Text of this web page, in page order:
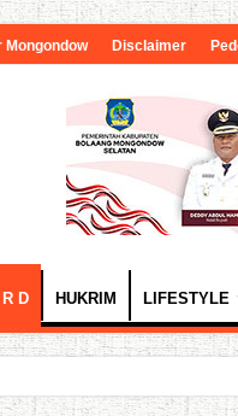
Mongondow Disclaimer
D HUKRIM LIFESTYLE